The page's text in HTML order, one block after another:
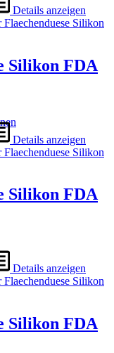
Details anzeigen
Silikon FDA
Details anzeigen
Silikon FDA
Details anzeigen
Silikon FDA